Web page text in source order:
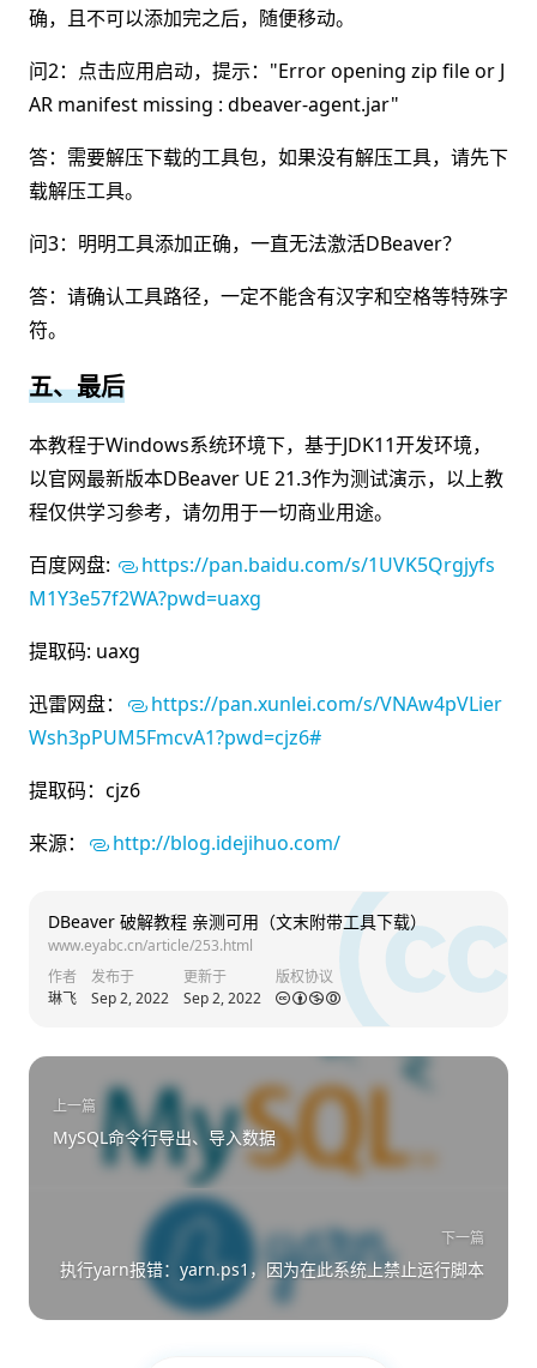
确，且不可以添加完之后，随便移动。
问2：点击应用启动，提示："Error opening zip file or J
AR manifest missing : dbeaver-agent.jar"
答：需要解压下载的工具包，如果没有解压工具，请先下
载解压工具。
问3：明明工具添加正确，一直无法激活DBeaver？
答：请确认工具路径，一定不能含有汉字和空格等特殊字
符。
五、最后
本教程于Windows系统环境下，基于JDK11开发环境，
以官网最新版本DBeaver UE 21.3作为测试演示，以上教
程仅供学习参考，请勿用于一切商业用途。
百度网盘:
https://pan.baidu.com/s/1UVK5Qrgjyfs
M1Y3e57f2WA?pwd=uaxg
提取码: uaxg
迅雷网盘：
https://pan.xunlei.com/s/VNAw4pVLier
Wsh3pPUM5FmcvA1?pwd=cjz6#
提取码：cjz6
来源：
http://blog.idejihuo.com/
DBeaver 破解教程 亲测可用（文末附带工具下载）
www.eyabc.cn/article/253.html
作者
琳飞
发布于
Sep 2, 2022
更新于
Sep 2, 2022
版权协议
上一篇
MySQL命令行导出、导入数据
下一篇
执行yarn报错：yarn.ps1，因为在此系统上禁止运行脚本